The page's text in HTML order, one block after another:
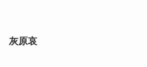
灰原哀